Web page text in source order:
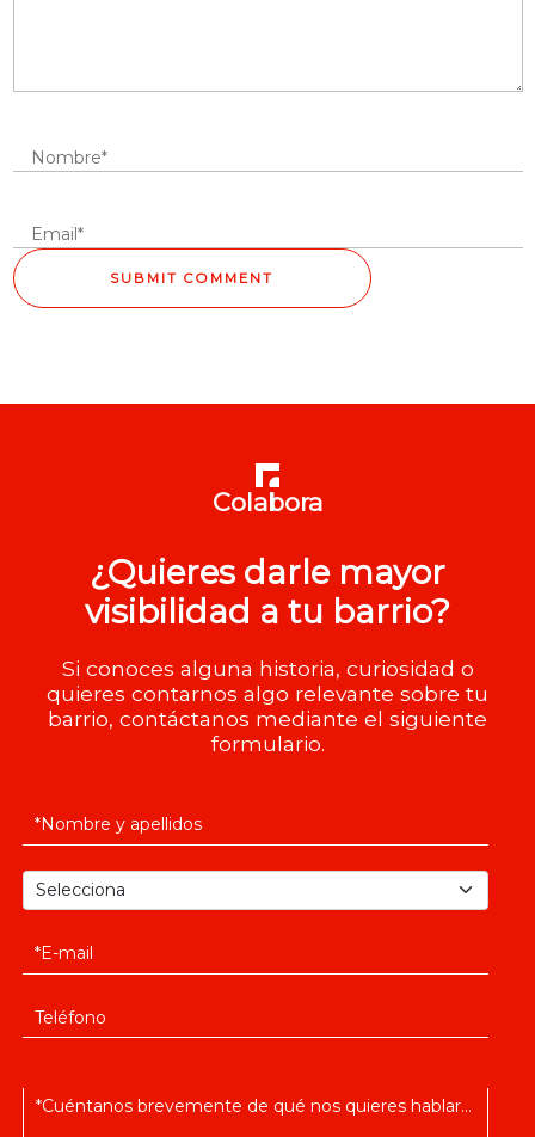
Colabora
¿Quieres darle mayor
visibilidad a tu barrio?
Si conoces alguna historia, curiosidad o
quieres contarnos algo relevante sobre tu
barrio, contáctanos mediante el siguiente
formulario.